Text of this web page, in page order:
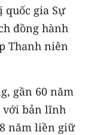
quốc gia Sự
đồng hành
Thanh niên
gần 60 năm
với bản lĩnh
năm liền giữ